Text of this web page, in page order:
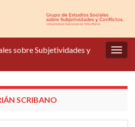
sobre Subjetividades y
SCRIBANO